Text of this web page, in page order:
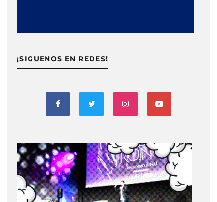
¡SIGUENOS EN REDES!